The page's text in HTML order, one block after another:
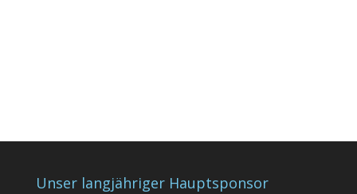
Unser langjähriger Hauptsponsor